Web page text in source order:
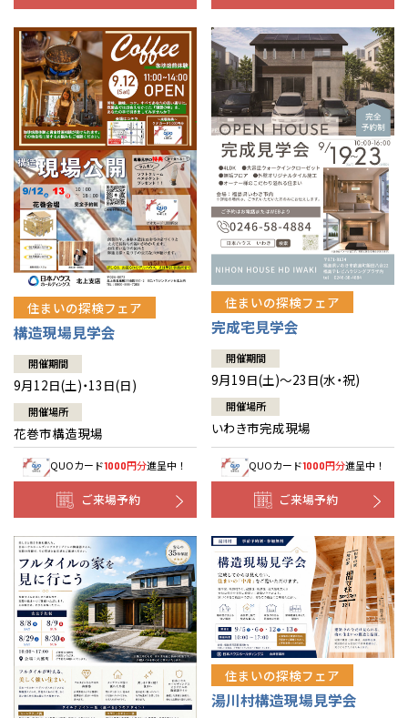
住まいの探検フェア
構造現場見学会
開催期間
9月12日(土)・13日(日)
開催場所
花巻市構造現場
QUOカード1000円分進呈中！
ご来場予約
住まいの探検フェア
完成宅見学会
開催期間
9月19日(土)～23日(水・祝)
開催場所
いわき市完成現場
QUOカード1000円分進呈中！
ご来場予約
住まいの探検フェア
湯川村構造現場見学会